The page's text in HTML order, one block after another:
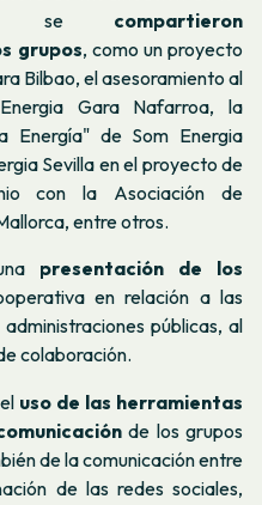
se compartieron
grupos, como un proyecto
Bilbao, el asesoramiento al
Gara Nafarroa, la
Energía" de Som Energia
Sevilla en el proyecto de
con la Asociación de
entre otros.
presentación de los
en relación a las
públicas, al
colaboración.
uso de las herramientas
de los grupos
de la comunicación entre
de las redes sociales,